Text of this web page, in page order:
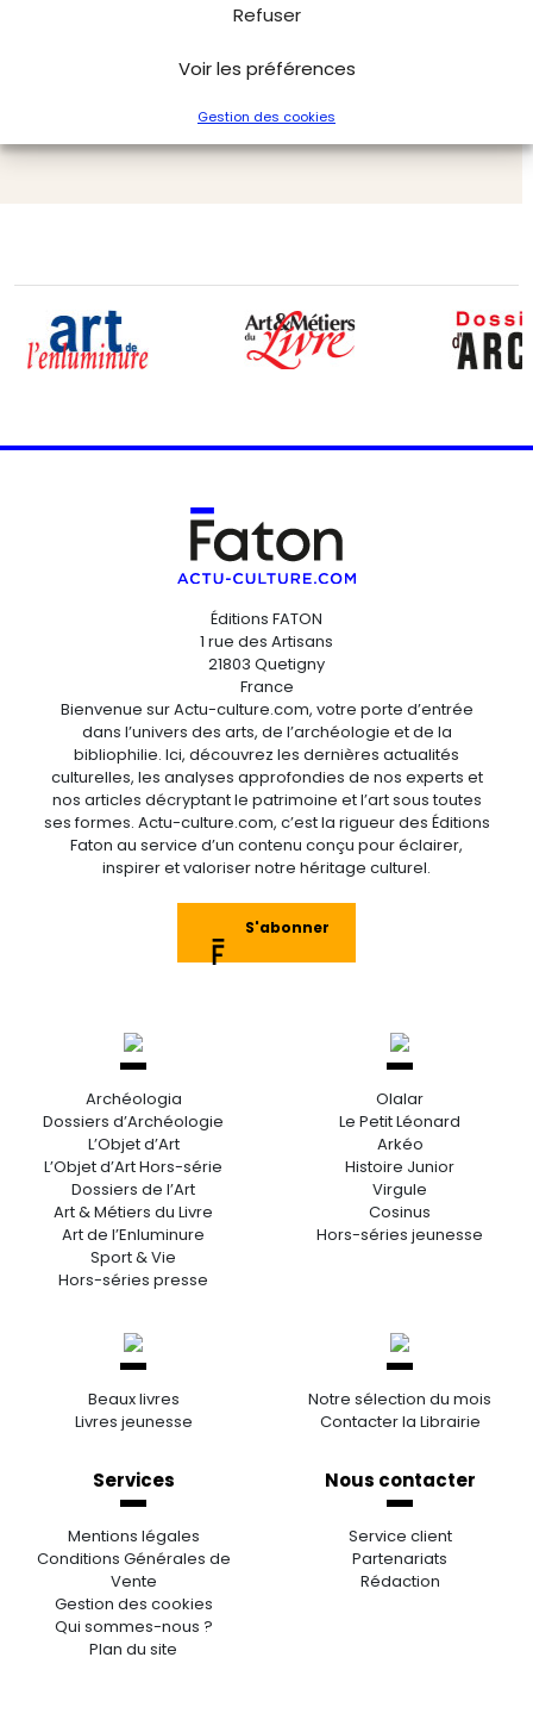
Refuser
Voir les préférences
Gestion des cookies
Paul Guillaume, le marchand qui changea le destin
L'Objet d'Art
Éditions FATON
1 rue des Artisans
21803 Quetigny
France
Bienvenue sur Actu-culture.com, votre porte d’entrée
dans l’univers des arts, de l’archéologie et de la
bibliophilie. Ici, découvrez les dernières actualités
culturelles, les analyses approfondies de nos experts et
nos articles décryptant le patrimoine et l’art sous toutes
ses formes. Actu-culture.com, c’est la rigueur des Éditions
Faton au service d’un contenu conçu pour éclairer,
inspirer et valoriser notre héritage culturel.
S'abonner
Archéologia
Dossiers d’Archéologie
L’Objet d’Art
L’Objet d’Art Hors-série
Dossiers de l’Art
Art & Métiers du Livre
Art de l’Enluminure
Sport & Vie
Hors-séries presse
Olalar
Le Petit Léonard
Arkéo
Histoire Junior
Virgule
Cosinus
Hors-séries jeunesse
Beaux livres
Livres jeunesse
Notre sélection du mois
Contacter la Librairie
Services
Mentions légales
Conditions Générales de
Vente
Gestion des cookies
Qui sommes-nous ?
Plan du site
Nous contacter
Service client
Partenariats
Rédaction